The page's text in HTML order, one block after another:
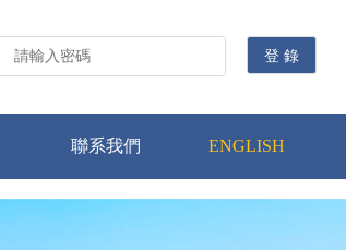
聯系我們 ENGLISH